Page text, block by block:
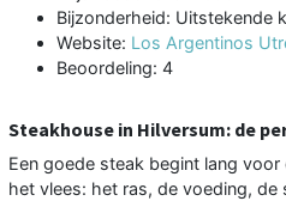
Bijzonderheid: Uitstekende
Website: Los Argentinos
Beoordeling: 4
Steakhouse in Hilversum: de
Een goede steak begint lang
het vlees: het ras, de voeding, de